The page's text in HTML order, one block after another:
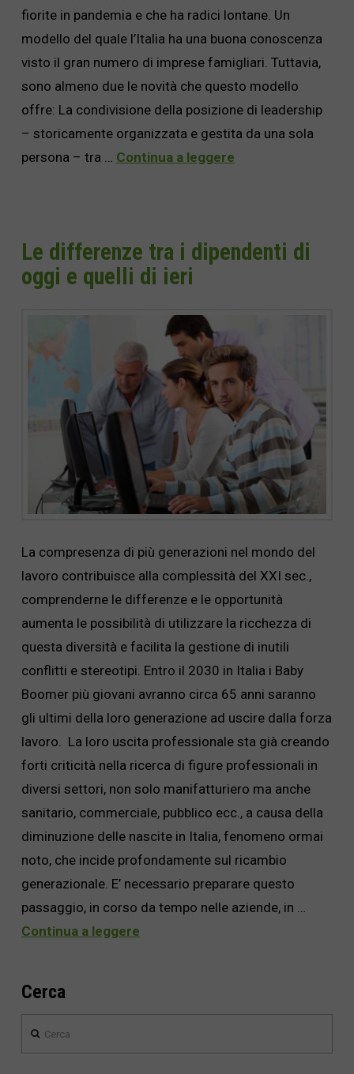
fiorite in pandemia e che ha radici lontane. Un
modello del quale l’Italia ha una buona conoscenza
visto il gran numero di imprese famigliari. Tuttavia,
sono almeno due le novità che questo modello
offre: La condivisione della posizione di leadership
– storicamente organizzata e gestita da una sola
persona – tra … Continua a leggere
Le differenze tra i dipendenti di
oggi e quelli di ieri
La compresenza di più generazioni nel mondo del
lavoro contribuisce alla complessità del XXI sec.,
comprenderne le differenze e le opportunità
aumenta le possibilità di utilizzare la ricchezza di
questa diversità e facilita la gestione di inutili
conflitti e stereotipi. Entro il 2030 in Italia i Baby
Boomer più giovani avranno circa 65 anni saranno
gli ultimi della loro generazione ad uscire dalla forza
lavoro. La loro uscita professionale sta già creando
forti criticità nella ricerca di figure professionali in
diversi settori, non solo manifatturiero ma anche
sanitario, commerciale, pubblico ecc., a causa della
diminuzione delle nascite in Italia, fenomeno ormai
noto, che incide profondamente sul ricambio
generazionale. E’ necessario preparare questo
passaggio, in corso da tempo nelle aziende, in …
Continua a leggere
Cerca